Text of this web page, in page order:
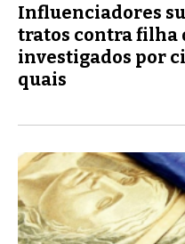
Influenciadores
tratos contra filha
investigados por
quais